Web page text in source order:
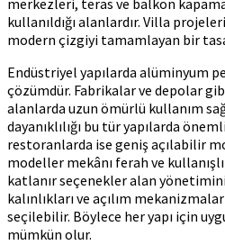
merkezleri, teras ve balkon
kullanıldığı alanlardır. Villa
modern çizgiyi tamamlayan bir
Endüstriyel yapılarda alüminyum
çözümdür. Fabrikalar ve depolar
alanlarda uzun ömürlü kullanım
dayanıklılığı bu tür yapılarda
restoranlarda ise geniş açılabilir
modeller mekânı ferah ve
katlanır seçenekler alan
kalınlıkları ve açılım
seçilebilir. Böylece her yapı için
mümkün olur.